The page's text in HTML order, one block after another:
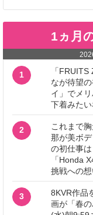
1ヵ月
1
「
なが待望
イ」でメ
下着みた
2
これまで
那が美ボ
の初仕事
「Honda
挑戦への
3
8KVR作品
画が「春